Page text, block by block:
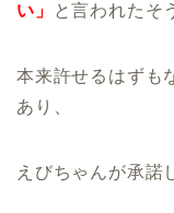
い」
と言われたそ
本来許せるはずも
あり、
えびちゃんが承諾